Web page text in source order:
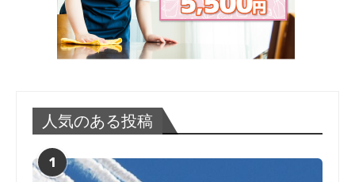
人気のある投稿
1